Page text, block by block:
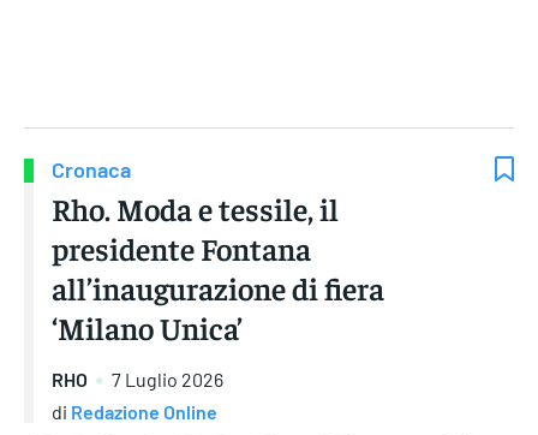
Cronaca
Rho. Moda e tessile, il
presidente Fontana
all’inaugurazione di fiera
‘Milano Unica’
RHO
7 Luglio 2026
di Redazione Online